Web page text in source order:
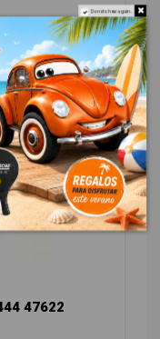
47622
Do not show again.